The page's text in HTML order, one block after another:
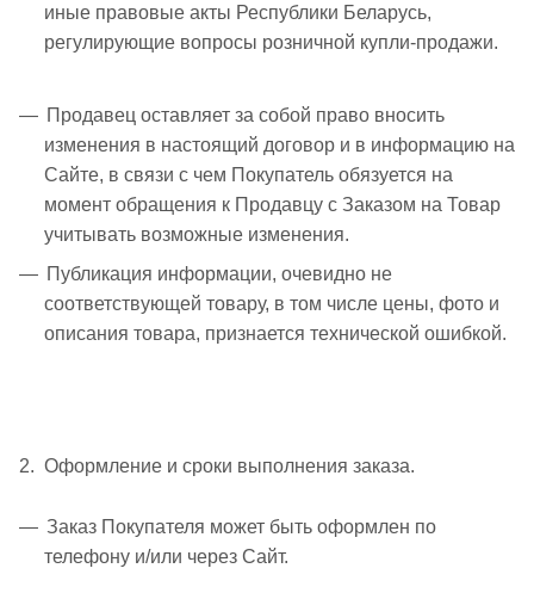
иные правовые акты Республики Беларусь,
регулирующие вопросы розничной купли-продажи.
Продавец оставляет за собой право вносить
изменения в настоящий договор и в информацию на
Сайте, в связи с чем Покупатель обязуется на
момент обращения к Продавцу с Заказом на Товар
учитывать возможные изменения.
Публикация информации, очевидно не
соответствующей товару, в том числе цены, фото и
описания товара, признается технической ошибкой.
2. Оформление и сроки выполнения заказа.
Заказ Покупателя может быть оформлен по
телефону и/или через Сайт.